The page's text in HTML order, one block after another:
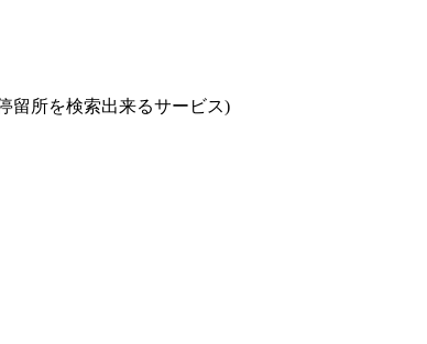
留所を検索出来るサービス)